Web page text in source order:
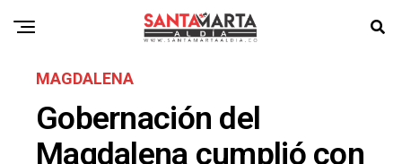
MAGDALENA
Gobernación del
Magdalena cumplió con